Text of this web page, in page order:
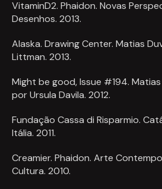
VitaminD2. Phaidon. Novas
Desenhos. 2013.
Alaska. Drawing Center. Matias
Littman. 2013.
Might be good, Issue #194.
por Ursula Davila. 2012.
Fundação Cassa di Risparmio.
Itália. 2011.
Creamier. Phaidon. Arte
Cultura. 2010.